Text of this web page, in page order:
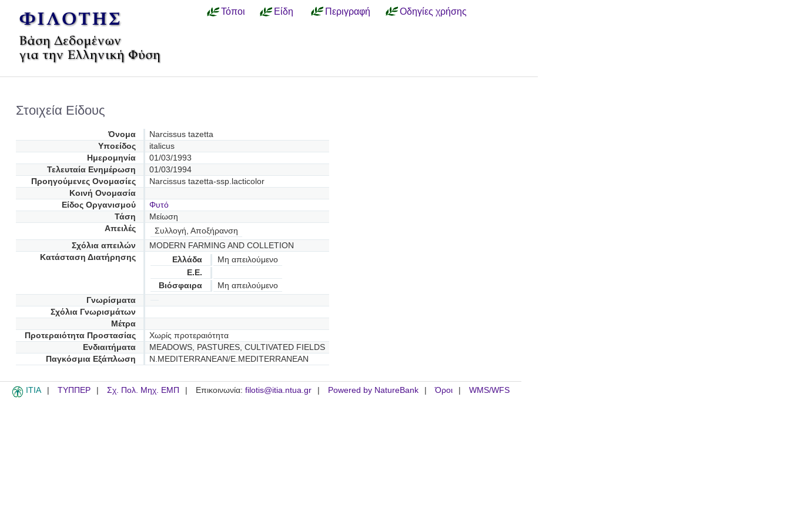
Τόποι Είδη Περιγραφή Οδηγίες χρήσης
Στοιχεία Είδους
Όνομα
Narcissus tazetta
Υποείδος
italicus
Ημερομηνία
01/03/1993
Τελευταία Ενημέρωση
01/03/1994
Προηγούμενες Oνομασίες
Narcissus tazetta-ssp.lacticolor
Κοινή Ονομασία
Είδος Οργανισμού
Φυτό
Τάση
Μείωση
Απειλές
Συλλογή, Αποξήρανση
Σχόλια απειλών
MODERN FARMING AND COLLETION
Κατάσταση Διατήρησης
Ελλάδα
Μη απειλούμενο
Ε.Ε.
Βιόσφαιρα
Μη απειλούμενο
Γνωρίσματα
Σχόλια Γνωρισμάτων
Μέτρα
Προτεραιότητα Προστασίας
Χωρίς προτεραιότητα
Ενδιαιτήματα
MEADOWS, PASTURES, CULTIVATED FIELDS
Παγκόσμια Εξάπλωση
N.MEDITERRANEAN/E.MEDITERRANEAN
ITIA ΤΥΠΠΕΡ Σχ. Πολ. Μηχ. ΕΜΠ Επικοινωνία: filotis@itia.ntua.gr Powered by NatureBank Όροι WMS/WFS